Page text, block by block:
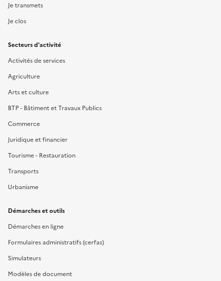
Je transmets
Je clos
Secteurs d'activité
Activités de services
Agriculture
Arts et culture
BTP - Bâtiment et Travaux Publics
Commerce
Juridique et financier
Tourisme - Restauration
Transports
Urbanisme
Démarches et outils
Démarches en ligne
Formulaires administratifs (cerfas)
Simulateurs
Modèles de document